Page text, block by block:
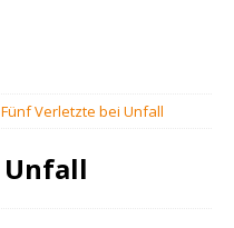
Fünf Verletzte bei Unfall